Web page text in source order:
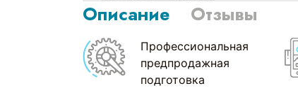
Описание Отзывы
Профессиональная
предпродажная
подготовка